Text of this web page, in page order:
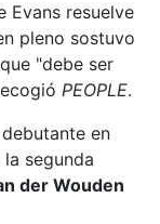
Evans resuelve
pleno sostuvo
"debe ser
PEOPLE.
en
segunda
der Wouden